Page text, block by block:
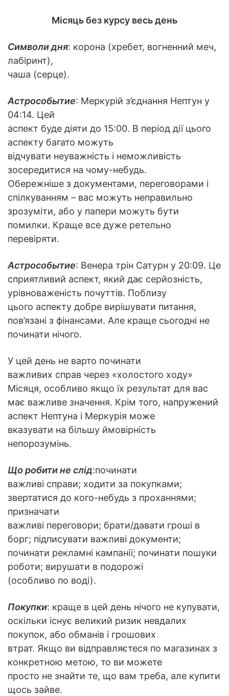
Місяць без курсу весь день
Символи дня: корона (хребет, вогненний меч,
лабіринт),
чаша (серце).
Астрособытие: Меркурій з’єднання Нептун у
04:14. Цей
аспект буде діяти до 15:00. В період дії цього
аспекту багато можуть
відчувати неуважність і неможливість
зосередитися на чому-небудь.
Обережніше з документами, переговорами і
спілкуванням – вас можуть неправильно
зрозуміти, або у папери можуть бути
помилки. Краще все дуже ретельно
перевіряти.
Астрособытие: Венера трін Сатурн у 20:09. Це
сприятливий аспект, який дає серйозність,
урівноваженість почуттів. Поблизу
цього аспекту добре вирішувати питання,
пов’язані з фінансами. Але краще сьогодні не
починати нічого.
У цей день не варто починати
важливих справ через «холостого ходу»
Місяця, особливо якщо їх результат для вас
має важливе значення. Крім того, напружений
аспект Нептуна і Меркурія може
вказувати на більшу ймовірність
непорозумінь.
Що робити не слід:починати
важливі справи; ходити за покупками;
звертатися до кого-небудь з проханнями;
призначати
важливі переговори; брати/давати гроші в
борг; підписувати важливі документи;
починати рекламні кампанії; починати пошуки
роботи; вирушати в подорожі
(особливо по воді).
Покупки: краще в цей день нічого не купувати,
оскільки існує великий ризик невдалих
покупок, або обманів і грошових
втрат. Якщо ви відправляєтеся по магазинах з
конкретною метою, то ви можете
просто не знайти те, що вам треба, але купити
щось зайве.